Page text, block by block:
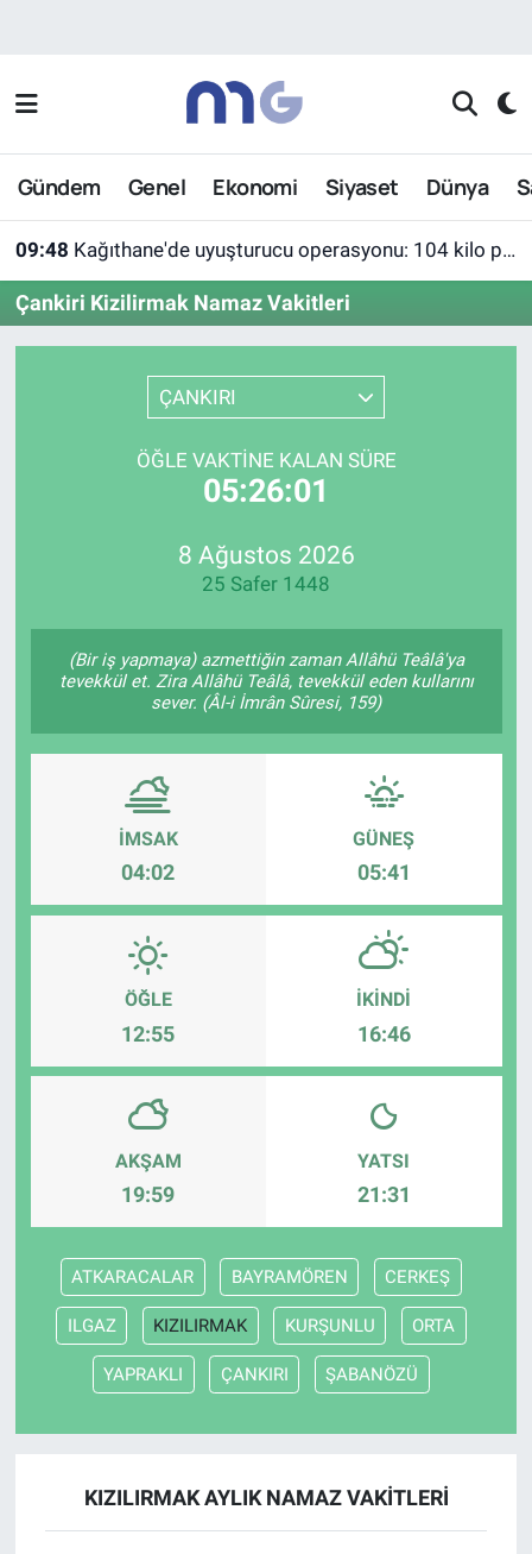
Gündem Genel Ekonomi Siyaset Dünya
09:48 Kağıthane'de uyuşturucu operasyonu: 104 kilo pregabalin ele geçirildi
Çankiri Kizilirmak Namaz Vakitleri
ÇANKIRI
ÖĞLE VAKTINE KALAN SÜRE
05:26:01
8 Ağustos 2026
25 Safer 1448
(Bir iş yapmaya) azmettiğin zaman Allâhü Teâlâ'ya
tevekkül et. Zira Allâhü Teâlâ, tevekkül eden kullarını
sever. (Âl-i İmrân Sûresi, 159)
İMSAK
04:02
GÜNEŞ
05:41
ÖĞLE
12:55
İKINDI
16:46
AKŞAM
19:59
YATSI
21:31
ATKARACALAR BAYRAMÖREN CERKEŞ
ILGAZ KIZILIRMAK KURŞUNLU ORTA
YAPRAKLI ÇANKIRI ŞABANÖZÜ
KIZILIRMAK AYLIK NAMAZ VAKITLERI
Nöbetçi Eczaneler
Hava Durumu
Süper Lig Puan Durumu ve Fikstür
Tüm Manşetler
Son Dakika Haberleri